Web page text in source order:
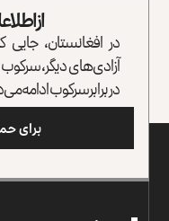
از
در افغانستان، جایی
آزادی‌های دیگر،
در برابر سرکوب ادامه
برای